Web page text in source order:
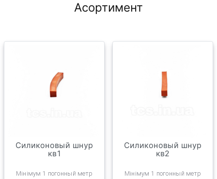
Асортимент
Силиконовый шнур
кв1
Мінімум 1 погонный метр
Силиконовый шнур
кв2
Мінімум 1 погонный метр